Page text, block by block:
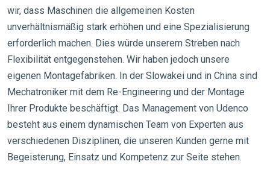
wir, dass Maschinen die allgemeinen Kosten
unverhältnismäßig stark erhöhen und eine Spezialisierung
erforderlich machen. Dies würde unserem Streben nach
Flexibilität entgegenstehen. Wir haben jedoch unsere
eigenen Montagefabriken. In der Slowakei und in China sind
Mechatroniker mit dem Re-Engineering und der Montage
Ihrer Produkte beschäftigt. Das Management von Udenco
besteht aus einem dynamischen Team von Experten aus
verschiedenen Disziplinen, die unseren Kunden gerne mit
Begeisterung, Einsatz und Kompetenz zur Seite stehen.